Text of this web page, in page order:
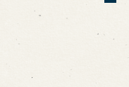
から予約